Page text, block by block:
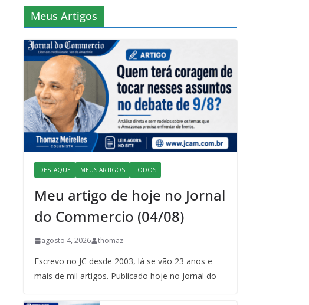
Meus Artigos
DESTAQUE MEUS ARTIGOS TODOS
Meu artigo de hoje no Jornal
do Commercio (04/08)
agosto 4, 2026 thomaz
Escrevo no JC desde 2003, lá se vão 23 anos e
mais de mil artigos. Publicado hoje no Jornal do